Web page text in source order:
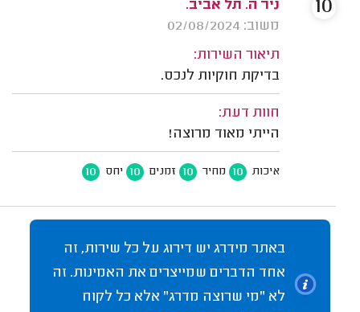
ניר ה. תל אביב.
משוב: 02/08/2024
תיאור השירות:
בדיקת חוקיות לנכס.
חוות דעת:
הייתי מאוד מרוצה!
איכות 10 מחיר 10 זמנים 10 יחס 10
10
באתר מידרג יש דירוג על כל שירות, זה
אחד הדברים שמייצרים את האמינות. זה
לא "מי שרוצה מדרג" אלא כל לקוח